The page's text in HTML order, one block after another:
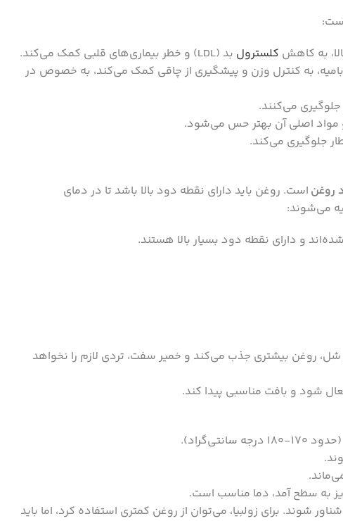
به کاهش کلسترول بد (LDL) و خطر بیماری‌های قلبی کمک می‌کند.
به کنترل وزن و پیشگیری از چاقی کمک می‌کند، به خصوص در
می‌کنند.
مواد اصلی آن بهتر حس می‌شود.
جلوگیری می‌کند.
روغن است. روغن باید دارای نقطه دود بالا باشد تا در دمای
می‌شوند:
و دارای نقطه دود بسیار بالا هستند.
شل، روغن بیشتری جذب می‌کند و خمیر سفت، تردی لازم را نخواهد
شود و بافت مناسبی پیدا کند.
به سطح آمد، دما مناسب است.
شوند. برای زولبیا، می‌توان از روغن کمتری استفاده کرد، اما باید